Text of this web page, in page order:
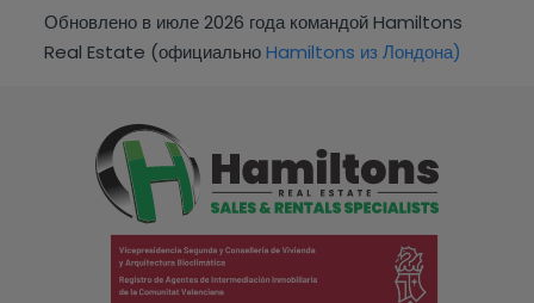
Обновлено в июле 2026 года командой Hamiltons
Real Estate (официальноHamiltons из Лондона)